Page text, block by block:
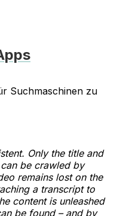
Suchmaschinen zu
Only the title and
be crawled by
remains lost on the
a transcript to
content is unleashed
be found – and by